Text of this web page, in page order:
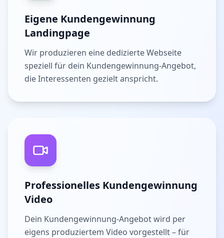
Eigene Kundengewinnung
Landingpage
Wir produzieren eine dedizierte Webseite
speziell für dein Kundengewinnung-Angebot,
die Interessenten gezielt anspricht.
Professionelles Kundengewinnung
Video
Dein Kundengewinnung-Angebot wird per
eigens produziertem Video vorgestellt – für